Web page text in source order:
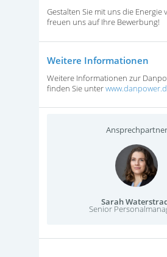
Gestalten Sie mit uns die Energie
freuen uns auf Ihre Bewerbung!
Weitere Informationen
Weitere Informationen zur
finden Sie unter
Ansprechpartner
Sarah
Senior